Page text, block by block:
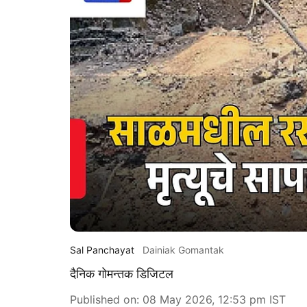
Sal Panchayat Dainiak Gomantak
दैनिक गोमन्तक डिजिटल
Published on: 08 May 2026, 12:53 pm IST